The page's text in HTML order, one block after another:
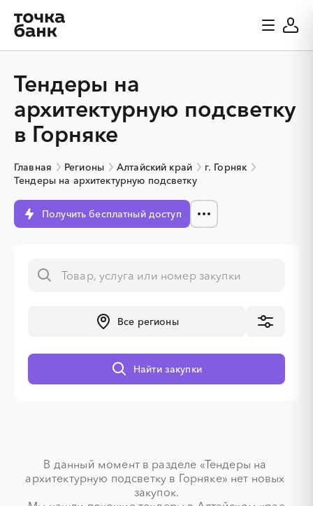
Тендеры на
архитектурную подсветку
в Горняке
Главная Регионы Алтайский край
г. Горняк
Тендеры на архитектурную подсветку
Получить бесплатный доступ
Все регионы
Найти закупки
В данный момент в разделе «Тендеры на
архитектурную подсветку в Горняке» нет новых
закупок.